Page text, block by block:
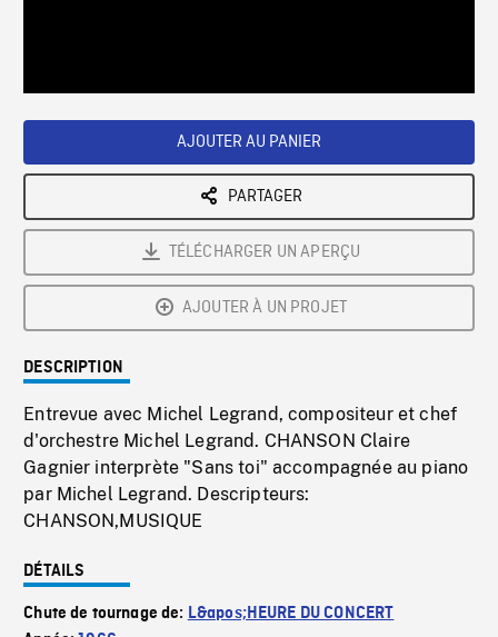
AJOUTER AU PANIER
PARTAGER
TÉLÉCHARGER UN APERÇU
AJOUTER À UN PROJET
DESCRIPTION
Entrevue avec Michel Legrand, compositeur et chef
d'orchestre Michel Legrand. CHANSON Claire
Gagnier interprète "Sans toi" accompagnée au piano
par Michel Legrand. Descripteurs:
CHANSON,MUSIQUE
DÉTAILS
Chute de tournage de: L&apos;HEURE DU CONCERT